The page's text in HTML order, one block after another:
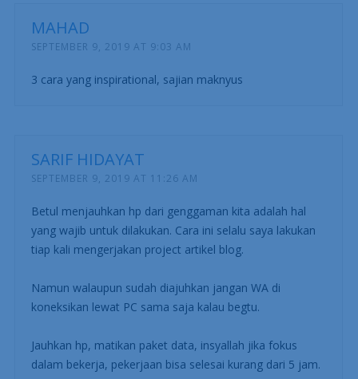
MAHAD
SEPTEMBER 9, 2019 AT 9:03 AM
3 cara yang inspirational, sajian maknyus
SARIF HIDAYAT
SEPTEMBER 9, 2019 AT 11:26 AM
Betul menjauhkan hp dari genggaman kita adalah hal
yang wajib untuk dilakukan. Cara ini selalu saya lakukan
tiap kali mengerjakan project artikel blog.
Namun walaupun sudah diajuhkan jangan WA di
koneksikan lewat PC sama saja kalau begtu.
Jauhkan hp, matikan paket data, insyallah jika fokus
dalam bekerja, pekerjaan bisa selesai kurang dari 5 jam.